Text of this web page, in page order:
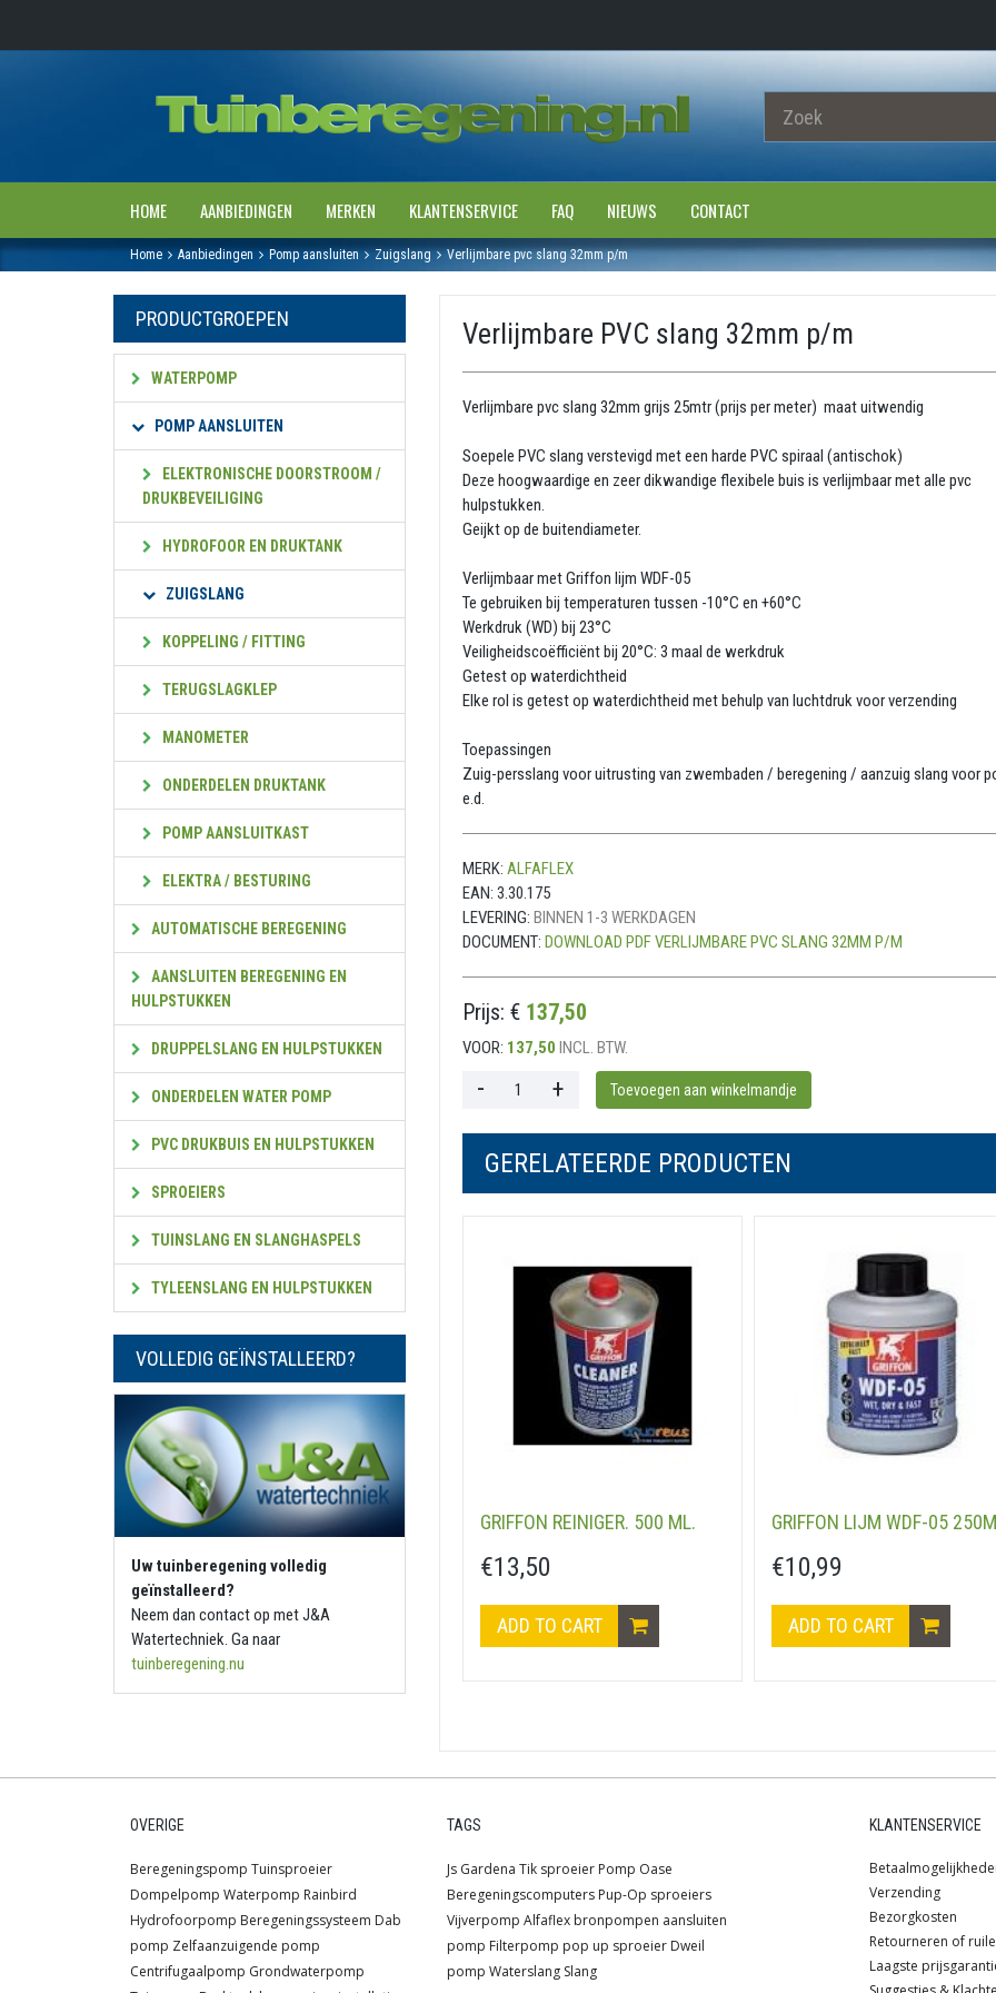
HOME AANBIEDINGEN MERKEN KLANTENSERVICE FAQ NIEUWS CONTACT
Home Aanbiedingen Pomp aansluiten Zuigslang Verlijmbare pvc slang 32mm p/m
PRODUCTGROEPEN
WATERPOMP
POMP AANSLUITEN
ELEKTRONISCHE DOORSTROOM /
DRUKBEVEILIGING
HYDROFOOR EN DRUKTANK
ZUIGSLANG
KOPPELING / FITTING
TERUGSLAGKLEP
MANOMETER
ONDERDELEN DRUKTANK
POMP AANSLUITKAST
ELEKTRA / BESTURING
AUTOMATISCHE BEREGENING
AANSLUITEN BEREGENING EN
HULPSTUKKEN
DRUPPELSLANG EN HULPSTUKKEN
ONDERDELEN WATER POMP
PVC DRUKBUIS EN HULPSTUKKEN
SPROEIERS
TUINSLANG EN SLANGHASPELS
TYLEENSLANG EN HULPSTUKKEN
VOLLEDIG GEÏNSTALLEERD?
Uw tuinberegening volledig
geïnstalleerd?
Neem dan contact op met J&A
Watertechniek. Ga naar
tuinberegening.nu
Verlijmbare PVC slang 32mm p/m
Verlijmbare pvc slang 32mm grijs 25mtr (prijs per meter) maat uitwendig
Soepele PVC slang verstevigd met een harde PVC spiraal (antischok)
Deze hoogwaardige en zeer dikwandige flexibele buis is verlijmbaar met alle pvc
hulpstukken.
Geijkt op de buitendiameter.
Verlijmbaar met Griffon lijm WDF-05
Te gebruiken bij temperaturen tussen -10°C en +60°C
Werkdruk (WD) bij 23°C
Veiligheidscoëfficiënt bij 20°C: 3 maal de werkdruk
Getest op waterdichtheid
Elke rol is getest op waterdichtheid met behulp van luchtdruk voor verzending
Toepassingen
Zuig-persslang voor uitrusting van zwembaden / beregening / aanzuig slang voor
e.d.
MERK: ALFAFLEX
EAN: 3.30.175
LEVERING: BINNEN 1-3 WERKDAGEN
DOCUMENT: DOWNLOAD PDF VERLIJMBARE PVC SLANG 32MM P/M
Prijs: € 137,50
VOOR: 137,50 INCL. BTW.
GERELATEERDE PRODUCTEN
GRIFFON REINIGER. 500 ML.
€13,50
ADD TO CART
GRIFFON LIJM WDF-05
€10,99
ADD TO CART
OVERIGE
Beregeningspomp Tuinsproeier
Dompelpomp Waterpomp Rainbird
Hydrofoorpomp Beregeningssysteem Dab
pomp Zelfaanzuigende pomp
Centrifugaalpomp Grondwaterpomp
TAGS
Js Gardena Tik sproeier Pomp Oase
Beregeningscomputers Pup-Op sproeiers
Vijverpomp Alfaflex bronpompen aansluiten
pomp Filterpomp pop up sproeier Dweil
pomp Waterslang Slang
KLANTENSERVICE
Verzending
Bezorgkosten
Retourneren of
Laagste